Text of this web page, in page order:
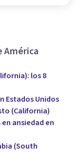
América
los 8
Estados Unidos
(California)
ansiedad en
(South